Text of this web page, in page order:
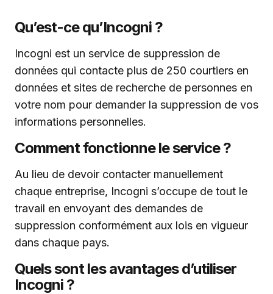
Qu’est-ce qu’Incogni ?
Incogni est un service de suppression de
données qui contacte plus de 250 courtiers en
données et sites de recherche de personnes en
votre nom pour demander la suppression de vos
informations personnelles.
Comment fonctionne le service ?
Au lieu de devoir contacter manuellement
chaque entreprise, Incogni s’occupe de tout le
travail en envoyant des demandes de
suppression conformément aux lois en vigueur
dans chaque pays.
Quels sont les avantages d’utiliser
Incogni ?